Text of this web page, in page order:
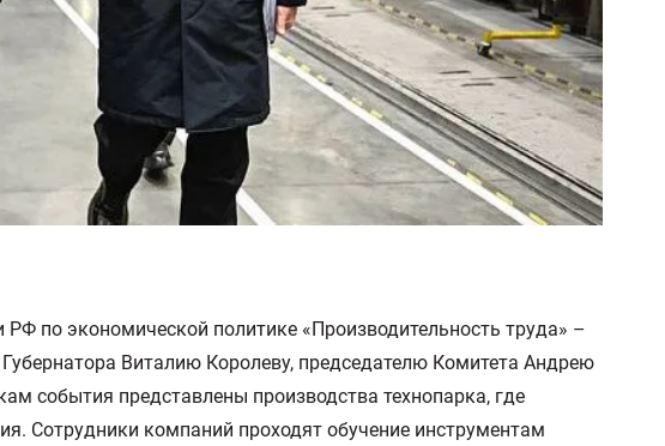
по экономической политике «Производительность труда» –
Виталию Королеву, председателю Комитета Андрею
события представлены производства технопарка, где
Сотрудники компаний проходят обучение инструментам